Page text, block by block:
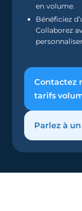
en volume.
Bénéficiez
Collaborez
Contactez
tarifs
Parlez à